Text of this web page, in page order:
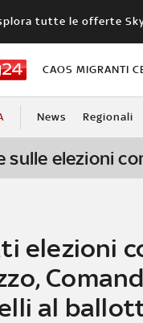
tutte le offerte
CAOS MIGRANTI
News Regionali
sulle elezioni
elezioni
al